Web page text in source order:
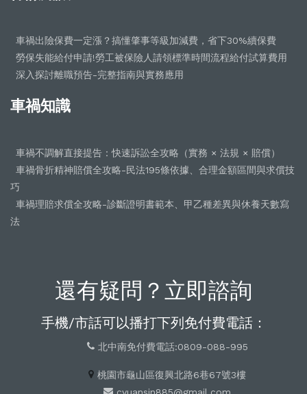
車禍出險保費一定漲？搞懂肇事等級加減費，省下30%續保費
勞保失能給付申請!勞工被保險人請領標準時間流程給付試算費用
深入探討離職預告-完整指南與實務應用
車禍知識
車禍不調解直接提告：快速訴訟全攻略（實務 × 法規 × 賠償）
車禍骨折精神賠償全攻略-民法195條依據、合理金額區間與求償技
巧
車禍理賠求償全攻略-診斷證明書範本、甲乙種差異與休養天數寫
法
還有疑問？立即諮詢
手機/市話可以播打下列免付費電話：
北中南免付費電話:0809-088-995
桃園市龜山區復興北路6巷67號3樓